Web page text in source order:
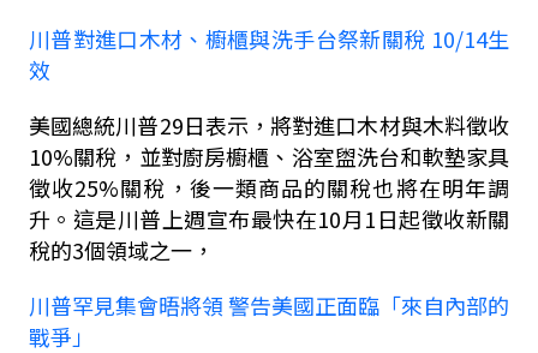
川普對進口木材、櫥櫃與洗手台祭新關稅 10/14生
效
美國總統川普29日表示，將對進口木材與木料徵收
10%關稅，並對廚房櫥櫃、浴室盥洗台和軟墊家具
徵收25%關稅，後一類商品的關稅也將在明年調
升。這是川普上週宣布最快在10月1日起徵收新關
稅的3個領域之一，
川普罕見集會晤將領 警告美國正面臨「來自內部的
戰爭」